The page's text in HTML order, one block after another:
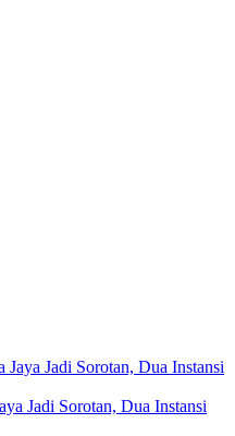
Jadi Sorotan, Dua Instansi